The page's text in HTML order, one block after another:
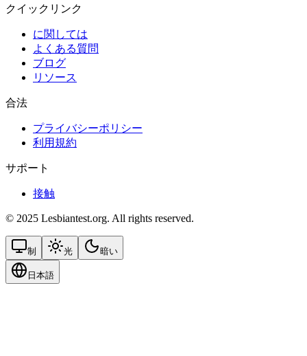
クイックリンク
に関しては
よくある質問
ブログ
リソース
合法
プライバシーポリシー
利用規約
サポート
接触
© 2025 Lesbiantest.org. All rights reserved.
制 光 暗い
日本語